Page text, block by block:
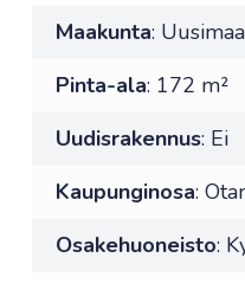
Maakunta: Uusimaa
Pinta-ala: 172 m²
Uudisrakennus: Ei
Kaupunginosa:
Osakehuoneisto: